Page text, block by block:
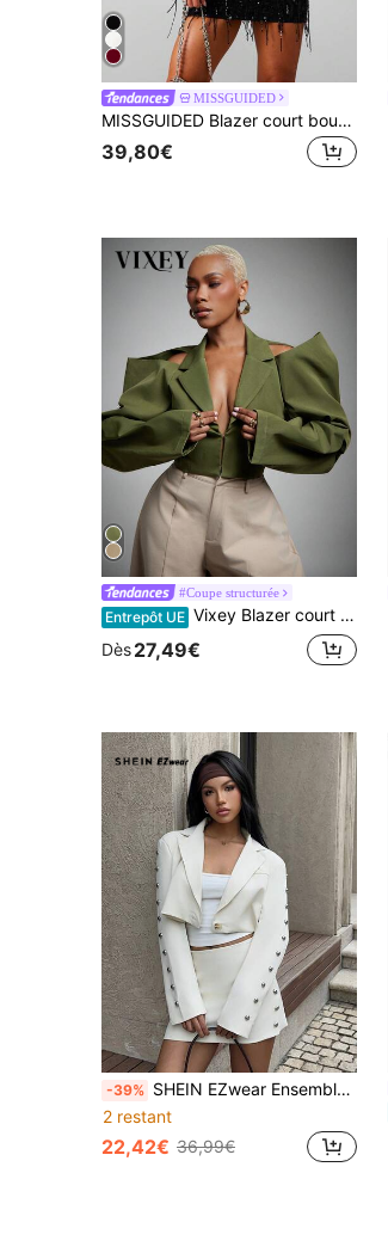
MISSGUIDED
MISSGUIDED Blazer court boutonné avec détail de manchette pailletée, tenue professionnelle de bureau
39,80€
#Coupe structurée
Entrepôt UE Vixey Blazer court à manches longues plissées avec épaules dénudées et col
Dès27,49€
-39% SHEIN EZwear Ensemble tailleur élégant pour femmes composé d'un blazer à manches longues de couleur unie avec décoration de perles tissée et d'une mini-jupe crayon. Vêtements d'automne et d'hiver pour femmes
2 restant
22,42€ 36,99€